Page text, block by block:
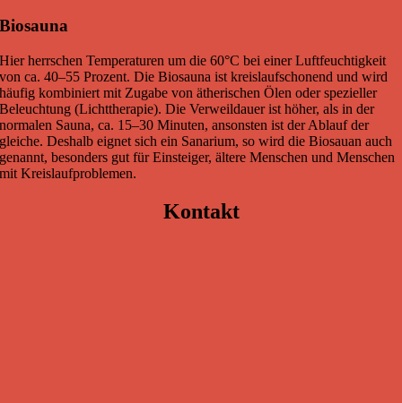
Biosauna
Hier herrschen Temperaturen um die 60°C bei einer Luftfeuchtigkeit
von ca. 40–55 Prozent. Die Biosauna ist kreislaufschonend und wird
häufig kombiniert mit Zugabe von ätherischen Ölen oder spezieller
Beleuchtung (Lichttherapie). Die Verweildauer ist höher, als in der
normalen Sauna, ca. 15–30 Minuten, ansonsten ist der Ablauf der
gleiche. Deshalb eignet sich ein Sanarium, so wird die Biosauan auch
genannt, besonders gut für Einsteiger, ältere Menschen und Menschen
mit Kreislaufproblemen.
Kontakt